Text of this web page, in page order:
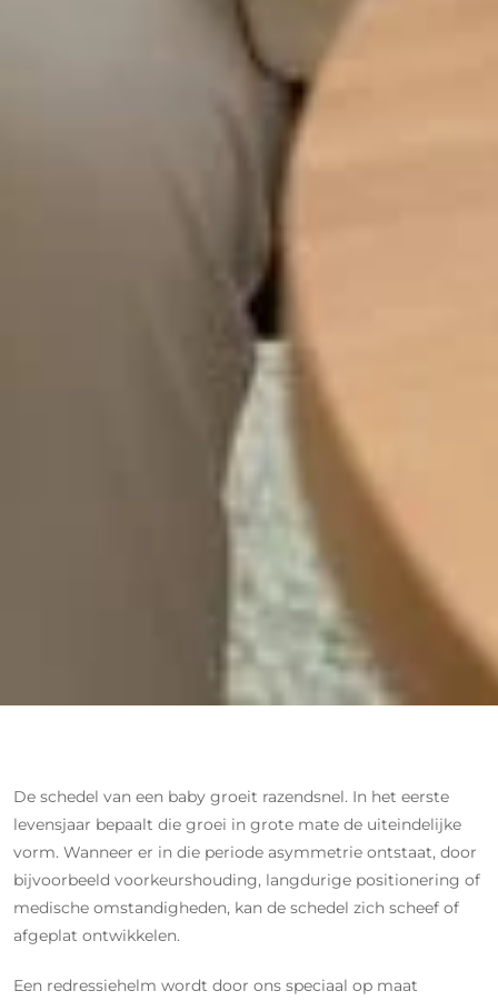
De schedel van een baby groeit razendsnel. In het eerste
levensjaar bepaalt die groei in grote mate de uiteindelijke
vorm. Wanneer er in die periode asymmetrie ontstaat, door
bijvoorbeeld voorkeurshouding, langdurige positionering of
medische omstandigheden, kan de schedel zich scheef of
afgeplat ontwikkelen.
Een redressiehelm wordt door ons speciaal op maat